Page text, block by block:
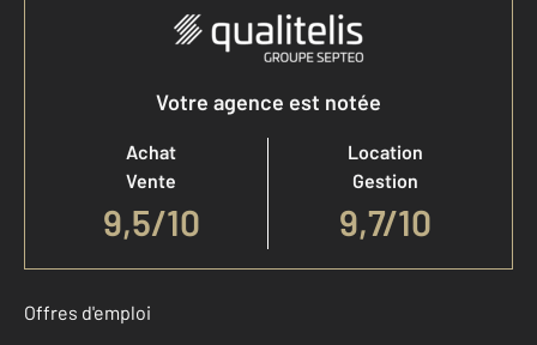
Votre agence est notée
Achat
Vente
9,5/10
Location
Gestion
9,7/10
Offres d'emploi